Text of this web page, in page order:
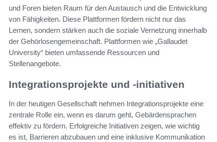
und Foren bieten Raum für den Austausch und die Entwicklung
von Fähigkeiten. Diese Plattformen fördern nicht nur das
Lernen, sondern stärken auch die soziale Vernetzung innerhalb
der Gehörlosengemeinschaft. Plattformen wie „Gallaudet
University“ bieten umfassende Ressourcen und
Stellenangebote.
Integrationsprojekte und -initiativen
In der heutigen Gesellschaft nehmen Integrationsprojekte eine
zentrale Rolle ein, wenn es darum geht, Gebärdensprachen
effektiv zu fördern. Erfolgreiche Initiativen zeigen, wie wichtig
es ist, Barrieren abzubauen und eine inklusive Kommunikation